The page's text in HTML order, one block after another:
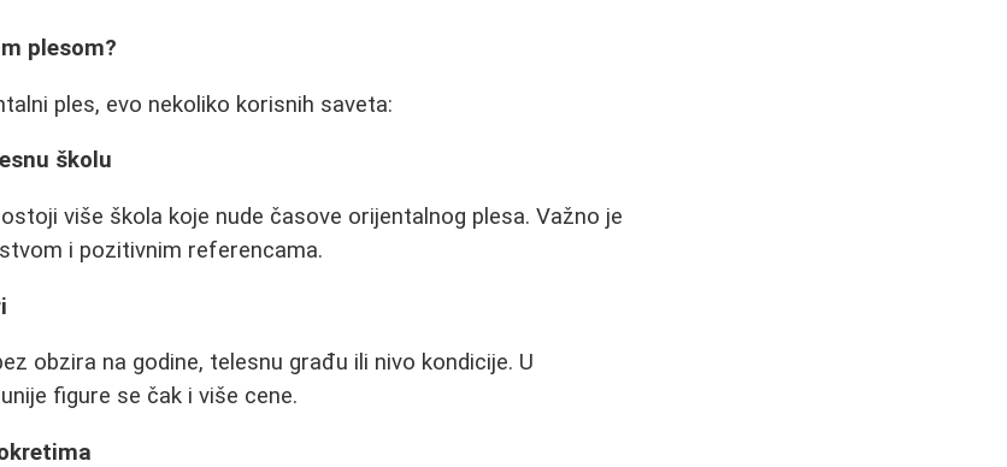
plesom?
ples, evo nekoliko korisnih saveta:
školu
više škola koje nude časove orijentalnog plesa. Važno je
i pozitivnim referencama.
obzira na godine, telesnu građu ili nivo kondicije. U
figure se čak i više cene.